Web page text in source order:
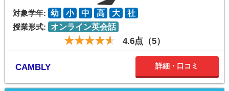
対象学年: 幼 小 中 高 大
社
授業形式:
オンライン英会話
4.6点（5）
CAMBLY 詳細・口コミ